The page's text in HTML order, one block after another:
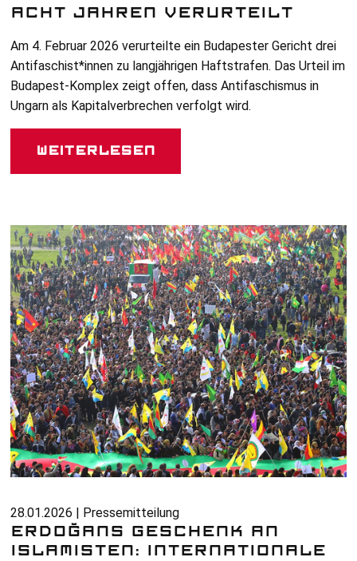
ACHT JAHREN VERURTEILT
Am 4. Februar 2026 verurteilte ein Budapester Gericht drei
Antifaschist*innen zu langjährigen Haftstrafen. Das Urteil im
Budapest-Komplex zeigt offen, dass Antifaschismus in
Ungarn als Kapitalverbrechen verfolgt wird.
Weiterlesen
28.01.2026 | Pressemitteilung
ERDOĞANS GESCHENK AN
ISLAMISTEN: INTERNATIONALE